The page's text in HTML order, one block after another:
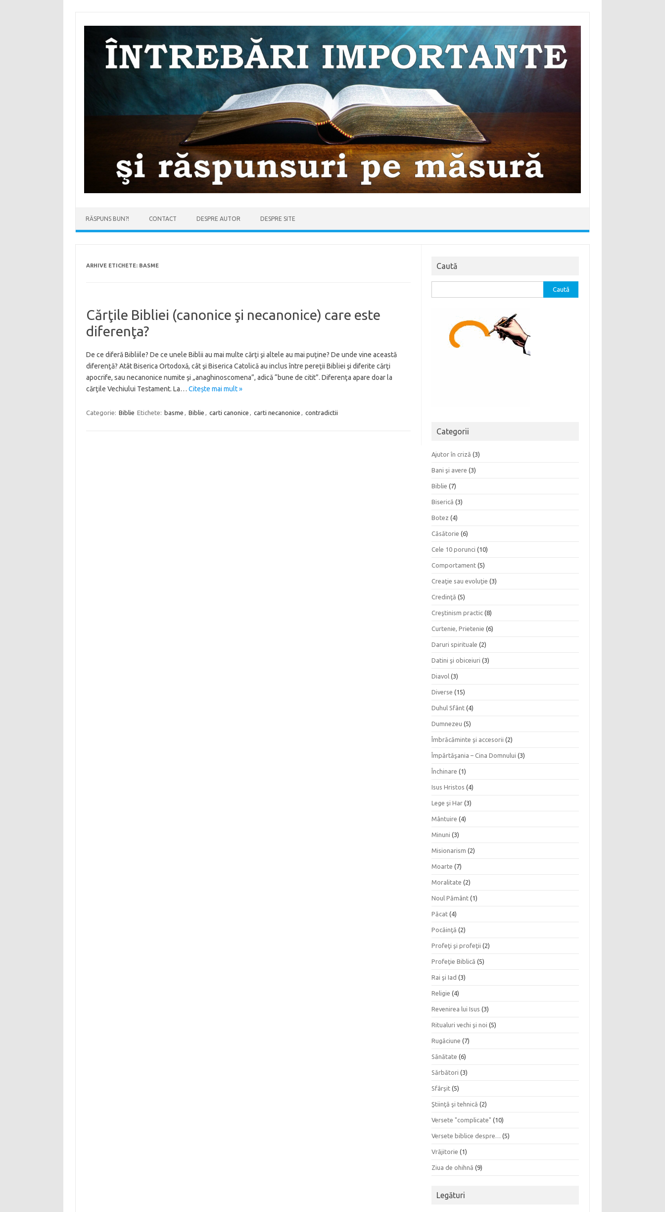
RĂSPUNS BUN?! CONTACT DESPRE AUTOR DESPRE SITE
ARHIVE ETICHETE: BASME
Cărţile Bibliei (canonice şi necanonice) care este
diferenţa?
De ce diferă Bibliile? De ce unele Biblii au mai multe cărţi şi altele au mai puţine? De unde vine această
diferenţă? Atât Biserica Ortodoxă, cât şi Biserica Catolică au inclus între pereţii Bibliei şi diferite cărţi
apocrife, sau necanonice numite şi „anaghinoscomena”, adică “bune de citit”. Diferenţa apare doar la
cărţile Vechiului Testament. La… Citește mai mult »
Categorie: Biblie Etichete: basme , Biblie , carti canonice , carti necanonice , contradictii
Caută
după:
Categorii
Ajutor în criză (3)
Bani şi avere (3)
Biblie (7)
Biserică (3)
Botez (4)
Căsătorie (6)
Cele 10 porunci (10)
Comportament (5)
Creaţie sau evoluţie (3)
Credinţă (5)
Creştinism practic (8)
Curtenie, Prietenie (6)
Daruri spirituale (2)
Datini şi obiceiuri (3)
Diavol (3)
Diverse (15)
Duhul Sfânt (4)
Dumnezeu (5)
Îmbrăcăminte şi accesorii (2)
Împărtăşania – Cina Domnului (3)
Închinare (1)
Isus Hristos (4)
Lege şi Har (3)
Mântuire (4)
Minuni (3)
Misionarism (2)
Moarte (7)
Moralitate (2)
Noul Pământ (1)
Păcat (4)
Pocăinţă (2)
Profeţi şi profeţii (2)
Profeţie Biblică (5)
Rai şi Iad (3)
Religie (4)
Revenirea lui Isus (3)
Ritualuri vechi şi noi (5)
Rugăciune (7)
Sănătate (6)
Sărbători (3)
Sfârşit (5)
Ştiinţă şi tehnică (2)
Versete "complicate" (10)
Versete biblice despre… (5)
Vrăjitorie (1)
Ziua de ohihnă (9)
Legături